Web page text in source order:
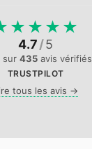
★ ★ ★ ★
4.7/5
sur 435 avis vérifiés
TRUSTPILOT
tous les avis →